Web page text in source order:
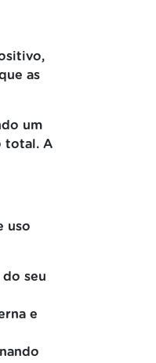
as
um
total. A
uso
seu
e